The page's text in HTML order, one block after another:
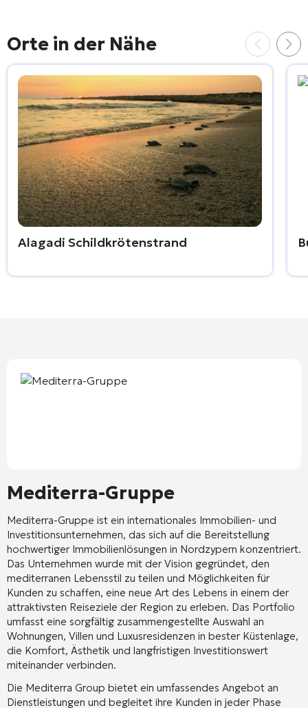
Orte in der Nähe
Alagadi Schildkrötenstrand
Mediterra-Gruppe
Mediterra-Gruppe ist ein internationales Immobilien- und
Investitionsunternehmen, das sich auf die Bereitstellung
hochwertiger Immobilienlösungen in Nordzypern konzentriert.
Das Unternehmen wurde mit der Vision gegründet, den
mediterranen Lebensstil zu teilen und Möglichkeiten für
Kunden zu schaffen, eine neue Art des Lebens in einem der
attraktivsten Reiseziele der Region zu erleben. Das Portfolio
umfasst eine sorgfältig zusammengestellte Auswahl an
Wohnungen, Villen und Luxusresidenzen in bester Küstenlage,
die Komfort, Ästhetik und langfristigen Investitionswert
miteinander verbinden.
Die Mediterra Group bietet ein umfassendes Angebot an
Dienstleistungen und begleitet ihre Kunden in jeder Phase